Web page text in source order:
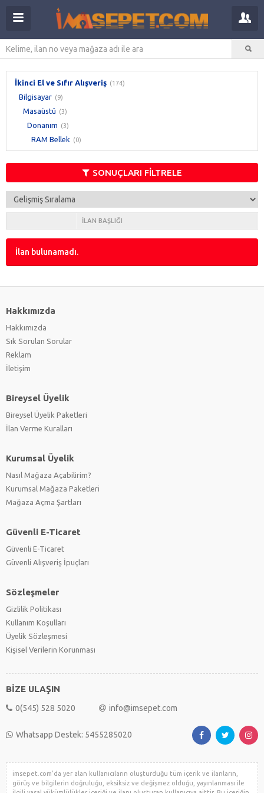
İkinci El ve Sıfır Alışveriş (174)
Bilgisayar (9)
Masaüstü (3)
Donanım (3)
RAM Bellek (0)
SONUÇLARI FİLTRELE
İLAN BAŞLIĞI
İlan bulunamadı.
Hakkımızda
Hakkımızda
Sık Sorulan Sorular
Reklam
İletişim
Bireysel Üyelik
Bireysel Üyelik Paketleri
İlan Verme Kuralları
Kurumsal Üyelik
Nasıl Mağaza Açabilirim?
Kurumsal Mağaza Paketleri
Mağaza Açma Şartları
Güvenli E-Ticaret
Güvenli E-Ticaret
Güvenli Alışveriş İpuçları
Sözleşmeler
Gizlilik Politikası
Kullanım Koşulları
Üyelik Sözleşmesi
Kişisel Verilerin Korunması
BİZE ULAŞIN
0(545) 528 5020 info@imsepet.com
Whatsapp Destek: 5455285020
imsepet.com'da yer alan kullanıcıların oluşturduğu tüm içerik ve ilanların,
görüş ve bilgilerin doğruluğu, eksiksiz ve değişmez olduğu, yayınlanması ile